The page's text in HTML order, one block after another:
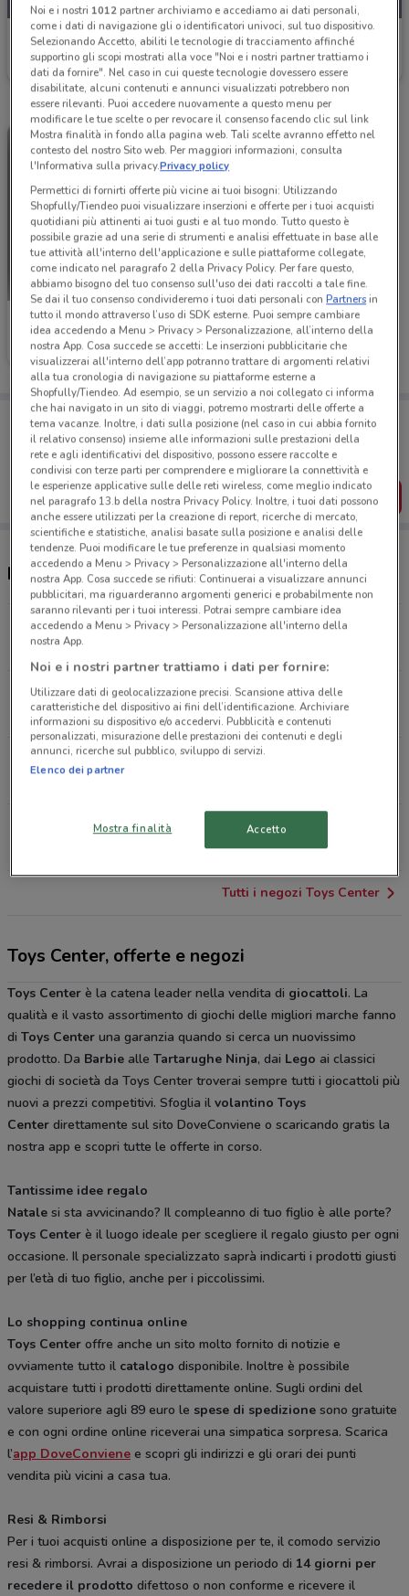
Toys Center
Scade il 26/08
Toys Center
Scade il 31/12 14.4 km
Porta DoveConviene sempre con te!
Puoi trovare le migliori offerte dei negozi vicino a te,
salvarle e creare la tua lista del risparmio, comodamente
dal tuo cellulare.
SCARICA L’APP
Negozi Toys Center a Albano Laziale
Via O. Raimondo, 21 Roma
14.4 km
Via Pontina, Km 27,500 Area Produttiva
15.2 km
Via Prenestina 1087/1089 Roma
18.7 km
Via Giovanni Conti, 11/25 Roma
Tutti i negozi Toys Center
Toys Center, offerte e negozi
Toys Center è la catena leader nella vendita di giocattoli. La
qualità e il vasto assortimento di giochi delle migliori marche fanno
di Toys Center una garanzia quando si cerca un nuovissimo
prodotto. Da Barbie alle Tartarughe Ninja, dai Lego ai classici
giochi di società da Toys Center troverai sempre tutti i giocattoli più
nuovi a prezzi competitivi. Sfoglia il volantino Toys
Center direttamente sul sito DoveConviene o scaricando gratis la
nostra app e scopri tutte le offerte in corso.
Tantissime idee regalo
Natale si sta avvicinando? Il compleanno di tuo figlio è alle porte?
Toys Center è il luogo ideale per scegliere il regalo giusto per ogni
occasione. Il personale specializzato saprà indicarti i prodotti giusti
per l’età di tuo figlio, anche per i piccolissimi.
Lo shopping continua online
Toys Center offre anche un sito molto fornito di notizie e
ovviamente tutto il catalogo disponibile. Inoltre è possibile
acquistare tutti i prodotti direttamente online. Sugli ordini del
valore superiore agli 89 euro le spese di spedizione sono gratuite
e con ogni ordine online riceverai una simpatica sorpresa. Scarica
l’app DoveConviene e scopri gli indirizzi e gli orari dei punti
vendita più vicini a casa tua.
Resi & Rimborsi
Per i tuoi acquisti online a disposizione per te, il comodo servizio
resi & rimborsi. Avrai a disposizione un periodo di 14 giorni per
recedere il prodotto difettoso o non conforme e ricevere il
Noi e i nostri 1012partner archiviamo e accediamo ai dati personali,
come i dati di navigazione gli o identificatori univoci, sul tuo dispositivo.
Selezionando Accetto, abiliti le tecnologie di tracciamento affinché
supportino gli scopi mostrati alla voce "Noi e i nostri partner trattiamo i
dati da fornire". Nel caso in cui queste tecnologie dovessero essere
disabilitate, alcuni contenuti e annunci visualizzati potrebbero non
essere rilevanti. Puoi accedere nuovamente a questo menu per
modificare le tue scelte o per revocare il consenso facendo clic sul link
Mostra finalità in fondo alla pagina web. Tali scelte avranno effetto nel
contesto del nostro Sito web. Per maggiori informazioni, consulta
l'Informativa sulla privacy.Privacy policy
Permettici di fornirti offerte più vicine ai tuoi bisogni: Utilizzando
Shopfully/Tiendeo puoi visualizzare inserzioni e offerte per i tuoi acquisti
quotidiani più attinenti ai tuoi gusti e al tuo mondo. Tutto questo è
possibile grazie ad una serie di strumenti e analisi effettuate in base alle
tue attività all'interno dell'applicazione e sulle piattaforme collegate,
come indicato nel paragrafo 2 della Privacy Policy. Per fare questo,
abbiamo bisogno del tuo consenso sull'uso dei dati raccolti a tale fine.
Se dai il tuo consenso condivideremo i tuoi dati personali conPartnersin
tutto il mondo attraverso l’uso di SDK esterne. Puoi sempre cambiare
idea accedendo a Menu > Privacy > Personalizzazione, all’interno della
nostra App. Cosa succede se accetti: Le inserzioni pubblicitarie che
visualizzerai all'interno dell’app potranno trattare di argomenti relativi
alla tua cronologia di navigazione su piattaforme esterne a
Shopfully/Tiendeo. Ad esempio, se un servizio a noi collegato ci informa
che hai navigato in un sito di viaggi, potremo mostrarti delle offerte a
tema vacanze. Inoltre, i dati sulla posizione (nel caso in cui abbia fornito
il relativo consenso) insieme alle informazioni sulle prestazioni della
rete e agli identificativi del dispositivo, possono essere raccolte e
condivisi con terze parti per comprendere e migliorare la connettività e
le esperienze applicative sulle delle reti wireless, come meglio indicato
nel paragrafo 13.b della nostra Privacy Policy. Inoltre, i tuoi dati possono
anche essere utilizzati per la creazione di report, ricerche di mercato,
scientifiche e statistiche, analisi basate sulla posizione e analisi delle
tendenze. Puoi modificare le tue preferenze in qualsiasi momento
accedendo a Menu > Privacy > Personalizzazione all'interno della
nostra App. Cosa succede se rifiuti: Continuerai a visualizzare annunci
pubblicitari, ma riguarderanno argomenti generici e probabilmente non
saranno rilevanti per i tuoi interessi. Potrai sempre cambiare idea
accedendo a Menu > Privacy > Personalizzazione all'interno della
nostra App.
Noi e i nostri partner trattiamo i dati per fornire:
Utilizzare dati di geolocalizzazione precisi. Scansione attiva delle
caratteristiche del dispositivo ai fini dell’identificazione. Archiviare
informazioni su dispositivo e/o accedervi. Pubblicità e contenuti
personalizzati, misurazione delle prestazioni dei contenuti e degli
annunci, ricerche sul pubblico, sviluppo di servizi.
Elenco dei partner
Mostra finalità Accetto